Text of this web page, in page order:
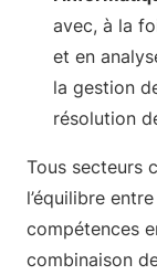
avec, à la
et en
la gestion
résolution
Tous secteurs
l’équilibre
compétences
combinaison